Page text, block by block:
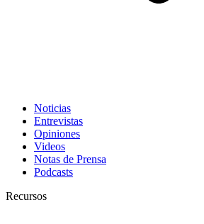
Noticias
Entrevistas
Opiniones
Videos
Notas de Prensa
Podcasts
Recursos